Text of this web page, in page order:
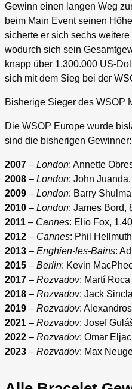
Gewinn einen langen Weg
beim Main Event seinen
sicherte er sich sechs
wodurch sich sein
knapp über 1.300.000 US-
sich mit dem Sieg bei der
Bisherige Sieger des WSOP
Die WSOP Europe wurde
sind die bisherigen Gewinner:
2007 – London: Annette
2008 – London: John
2009 – London: Barry
2010 – London: James Bord,
2011 – Cannes: Elio Fox,
2012 – Cannes: Phil
2013 – Enghien-les-Bains:
2015 – Berlin: Kevin
2017 – Rozvadov: Martí
2018 – Rozvadov: Jack
2019 – Rozvadov:
2021 – Rozvadov: Josef
2022 – Rozvadov: Omar
2023 – Rozvadov: Max